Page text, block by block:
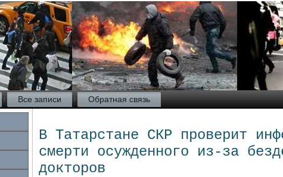
Все записи Обратная связь
В Татарстане СКР проверит
смерти осужденного из-за
докторов